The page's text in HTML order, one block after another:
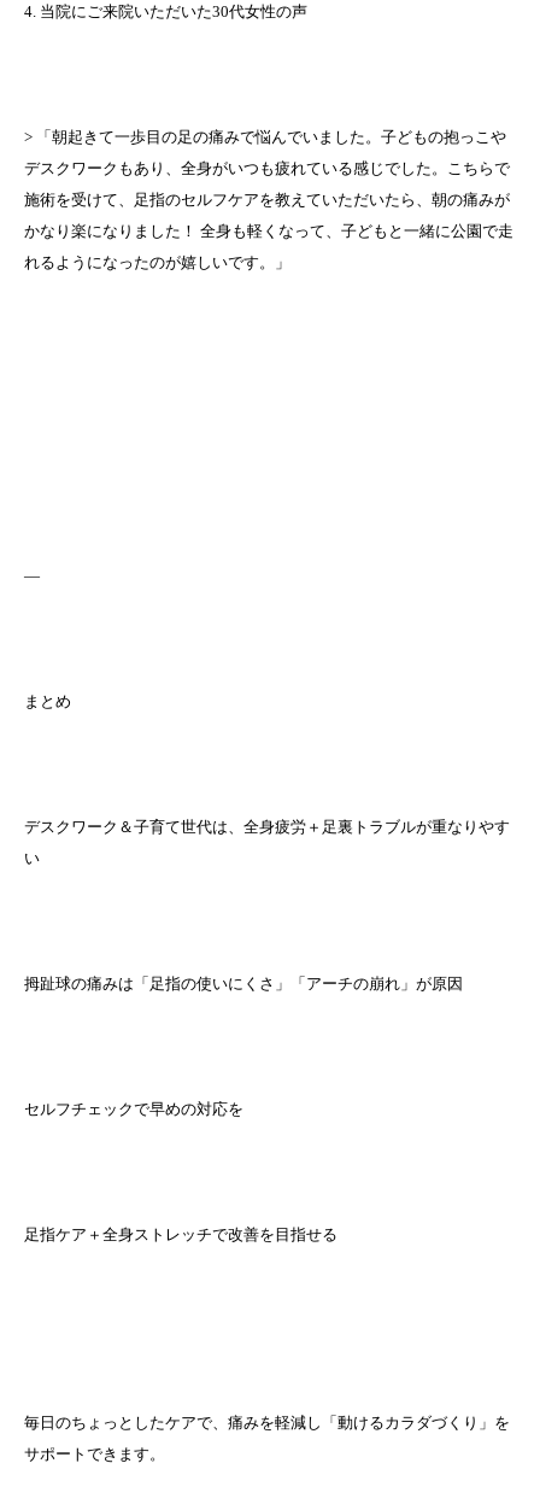
4. 当院にご来院いただいた30代女性の声
> 「朝起きて一歩目の足の痛みで悩んでいました。子どもの抱っこや
デスクワークもあり、全身がいつも疲れている感じでした。こちらで
施術を受けて、足指のセルフケアを教えていただいたら、朝の痛みが
かなり楽になりました！ 全身も軽くなって、子どもと一緒に公園で走
れるようになったのが嬉しいです。」
—
まとめ
デスクワーク＆子育て世代は、全身疲労＋足裏トラブルが重なりやす
い
拇趾球の痛みは「足指の使いにくさ」「アーチの崩れ」が原因
セルフチェックで早めの対応を
足指ケア＋全身ストレッチで改善を目指せる
毎日のちょっとしたケアで、痛みを軽減し「動けるカラダづくり」を
サポートできます。